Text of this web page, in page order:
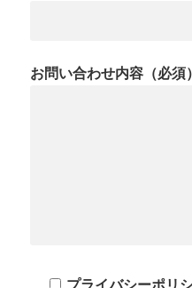
お問い合わせ内容（必須）
プライバシーポリ